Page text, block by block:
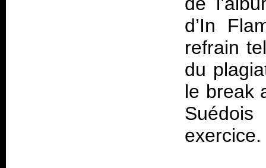
d’In
refrain
du
le break
exercice.